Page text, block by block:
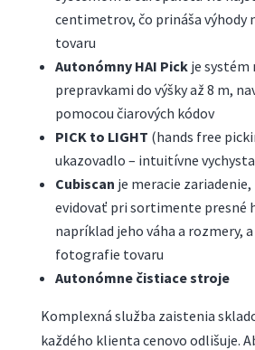
centimetrov, čo prináša výhody
tovaru
Autonómny HAI Pickje systém
prepravkami do výšky až 8 m,
pomocou čiarových kódov
PICK to LIGHT (hands free
ukazovadlo – intuitívne
Cubiscan je meracie
evidovať pri sortimente presné
napríklad jeho váha a rozmery,
fotografie tovaru
Autonómne čistiace stroje
Komplexná služba zaistenia
každého klienta cenovo odlišuje.